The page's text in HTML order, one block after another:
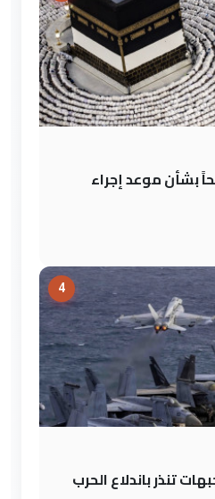
بشأن موعد إجراء
4
تنذر باندلاع الحرب